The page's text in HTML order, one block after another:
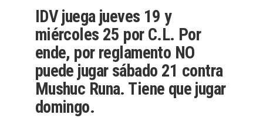
IDV juega jueves 19 y
miércoles 25 por C.L. Por
ende, por reglamento NO
puede jugar sábado 21 contra
Mushuc Runa. Tiene que jugar
domingo.